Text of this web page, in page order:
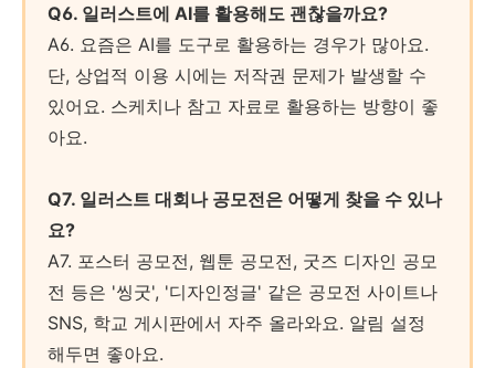
Q6. 일러스트에 AI를 활용해도 괜찮을까요?
A6. 요즘은 AI를 도구로 활용하는 경우가 많아요.
단, 상업적 이용 시에는 저작권 문제가 발생할 수
있어요. 스케치나 참고 자료로 활용하는 방향이 좋
아요.
Q7. 일러스트 대회나 공모전은 어떻게 찾을 수 있나
요?
A7. 포스터 공모전, 웹툰 공모전, 굿즈 디자인 공모
전 등은 '씽굿', '디자인정글' 같은 공모전 사이트나
SNS, 학교 게시판에서 자주 올라와요. 알림 설정
해두면 좋아요.